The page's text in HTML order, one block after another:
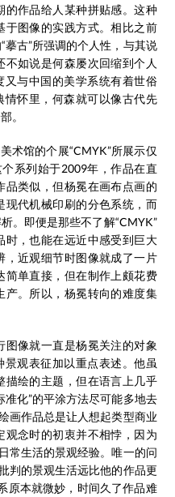
的作品给人某种拼贴感。这种
于图像的实践方式。相比之前
摹古”所强调的个人性，与其说
如说是何森屡次回缩到个人
与中国的美学系统有着世俗
怀里，何森就可以像古代先
。
术馆的个展“CMYK”所展示仅
系列始于2009年，作品在直
品类似，但杨冕在画布点画的
现代机械印刷的分色系统，而
。即便是那些不了解“CMYK”
时，也能在远近中感受到巨大
，近观细节时图像就成了一片
简单直接，但在制作上颇花费
产。所以，杨冕转向的难度集
图像就一直是杨冕关注的对象
观表征加以重点表述。他虽
描绘的主题，但在语言上几乎
化”的平涂方法尽可能多地去
画作品总是让人想起类型商业
观念时的初衷并不相悖，因为
常生活的景观经验。唯一的问
判的景观生活远比他的作品更
原本就微妙，时间久了作品难